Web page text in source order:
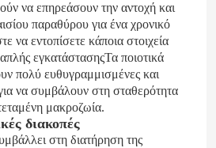
να επηρεάσουν την αντοχή και
παραθύρου για ένα χρονικό
να εντοπίσετε κάποια στοιχεία
εγκατάστασηςΤα ποιοτικά
πολύ ευθυγραμμισμένες και
να συμβάλουν στη σταθερότητα
μακροζωία.
διακοπές
στη διατήρηση της